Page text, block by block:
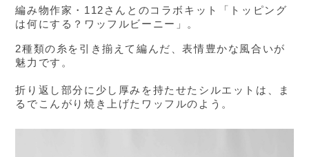
編み物作家・112さんとのコラボキット「トッピング
は何にする？ワッフルビーニー」。
2種類の糸を引き揃えて編んだ、表情豊かな風合いが
魅力です。
折り返し部分に少し厚みを持たせたシルエットは、ま
るでこんがり焼き上げたワッフルのよう。